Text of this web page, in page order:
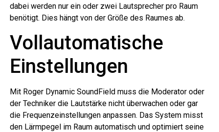
dabei werden nur ein oder zwei Lautsprecher pro Raum
benötigt. Dies hängt von der Größe des Raumes ab.
Vollautomatische
Einstellungen
Mit Roger Dynamic SoundField muss die Moderator oder
der Techniker die Lautstärke nicht überwachen oder gar
die Frequenzeinstellungen anpassen. Das System misst
den Lärmpegel im Raum automatisch und optimiert seine